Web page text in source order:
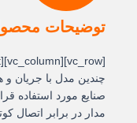
توضیحات محصول
چندین مدل با جریان و
صنایع مورد استفاده
مدار در برابر اتصال کوتاه